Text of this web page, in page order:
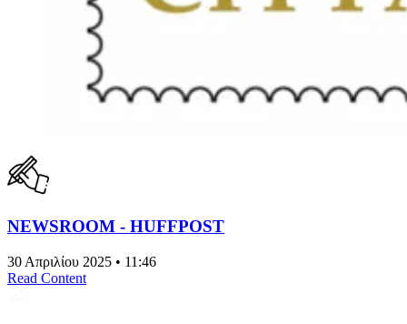
NEWSROOM - HUFFPOST
30 Απριλίου 2025 • 11:46
Read Content